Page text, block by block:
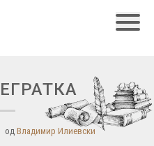
од Владимир Илиевски